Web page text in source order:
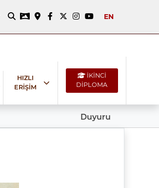
EN
HIZLI
ERİŞİM
İKİNCİ
DİPLOMA
Duyuru